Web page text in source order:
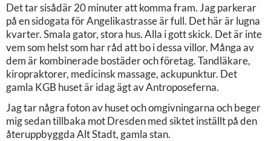
Det tar sisådär 20 minuter att komma fram. Jag parkerar
på en sidogata för Angelikastrasse är full. Det här är lugna
kvarter. Smala gator, stora hus. Alla i gott skick. Det är inte
vem som helst som har råd att bo i dessa villor. Många av
dem är kombinerade bostäder och företag. Tandläkare,
kiropraktorer, medicinsk massage, ackupunktur. Det
gamla KGB huset är idag ägt av Antroposeferna.
Jag tar några foton av huset och omgivningarna och beger
mig sedan tillbaka mot Dresden med siktet inställt på den
återuppbyggda Alt Stadt, gamla stan.